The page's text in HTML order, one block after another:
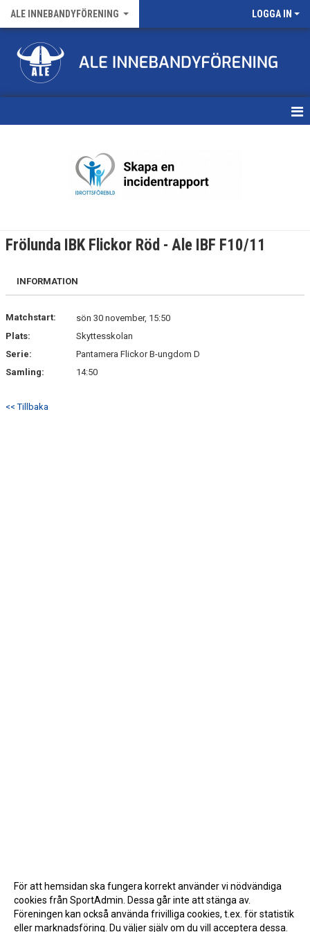
ALE INNEBANDYFÖRENING LOGGA IN
FÖRENINGENS MATCHER
Frölunda IBK Flickor Röd - Ale IBF F10/11
INFORMATION
Matchstart:
sön 30 november, 15:50
Plats:
Skyttesskolan
Serie:
Pantamera Flickor B-ungdom D
Samling:
14:50
<< Tillbaka
För att hemsidan ska fungera korrekt använder vi nödvändiga
cookies från SportAdmin. Dessa går inte att stänga av.
Föreningen kan också använda frivilliga cookies, t.ex. för statistik
eller marknadsföring. Du väljer själv om du vill acceptera dessa.